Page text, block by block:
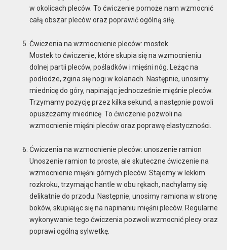
w okolicach pleców. To ćwiczenie pomoże nam wzmocnić
całą obszar pleców oraz poprawić ogólną siłę.
Ćwiczenia na wzmocnienie pleców: mostek
Mostek to ćwiczenie, które skupia się na wzmocnieniu
dolnej partii pleców, pośladków i mięśni nóg. Leżąc na
podłodze, zgina się nogi w kolanach. Następnie, unosimy
miednicę do góry, napinając jednocześnie mięśnie pleców.
Trzymamy pozycję przez kilka sekund, a następnie powoli
opuszczamy miednicę. To ćwiczenie pozwoli na
wzmocnienie mięśni pleców oraz poprawę elastyczności.
Ćwiczenia na wzmocnienie pleców: unoszenie ramion
Unoszenie ramion to proste, ale skuteczne ćwiczenie na
wzmocnienie mięśni górnych pleców. Stajemy w lekkim
rozkroku, trzymając hantle w obu rękach, nachylamy się
delikatnie do przodu. Następnie, unosimy ramiona w stronę
boków, skupiając się na napinaniu mięśni pleców. Regularne
wykonywanie tego ćwiczenia pozwoli wzmocnić plecy oraz
poprawi ogólną sylwetkę.